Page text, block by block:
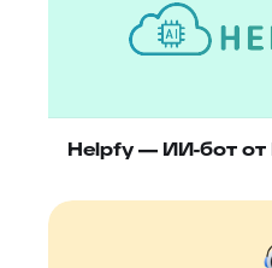
Helpfy — ИИ-бот от